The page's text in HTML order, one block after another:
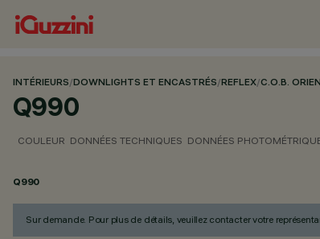
INTÉRIEURS/DOWNLIGHTS ET ENCASTRÉS/REFLEX/C.O.B.
Q990
COULEUR DONNÉES TECHNIQUES DONNÉES
Q990
Sur demande. Pour plus de détails, veuillez contacter votre